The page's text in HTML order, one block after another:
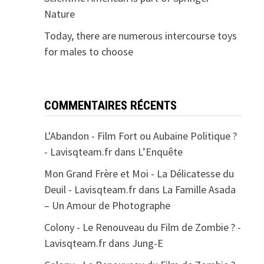
Nature
Today, there are numerous intercourse toys
for males to choose
COMMENTAIRES RÉCENTS
L'Abandon - Film Fort ou Aubaine Politique ?
- Lavisqteam.frdans L’Enquête
Mon Grand Frère et Moi - La Délicatesse du
Deuil - Lavisqteam.frdans La Famille Asada
– Un Amour de Photographe
Colony - Le Renouveau du Film de Zombie ? -
Lavisqteam.frdans Jung-E